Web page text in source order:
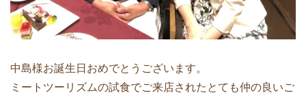
中島様お誕生日おめでとうございます。
ミートツーリズムの試食でご来店されたとても仲の良いご